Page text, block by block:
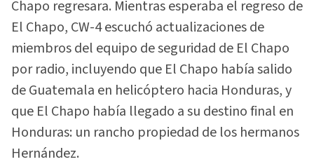
Chapo regresara. Mientras esperaba el regreso de
El Chapo, CW-4 escuchó actualizaciones de
miembros del equipo de seguridad de El Chapo
por radio, incluyendo que El Chapo había salido
de Guatemala en helicóptero hacia Honduras, y
que El Chapo había llegado a su destino final en
Honduras: un rancho propiedad de los hermanos
Hernández.